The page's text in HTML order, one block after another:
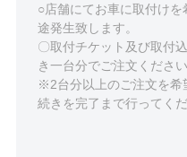
○店舗にてお車に取付け
途発生致します。
〇取付チケット及び取付
き一台分でご注文ください
※2台分以上のご注文を希
続きを完了まで行ってくだ